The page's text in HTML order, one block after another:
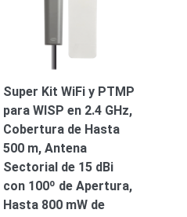
Super Kit WiFi y PTMP
para WISP en 2.4 GHz,
Cobertura de Hasta
500 m, Antena
Sectorial de 15 dBi
con 100º de Apertura,
Hasta 800 mW de